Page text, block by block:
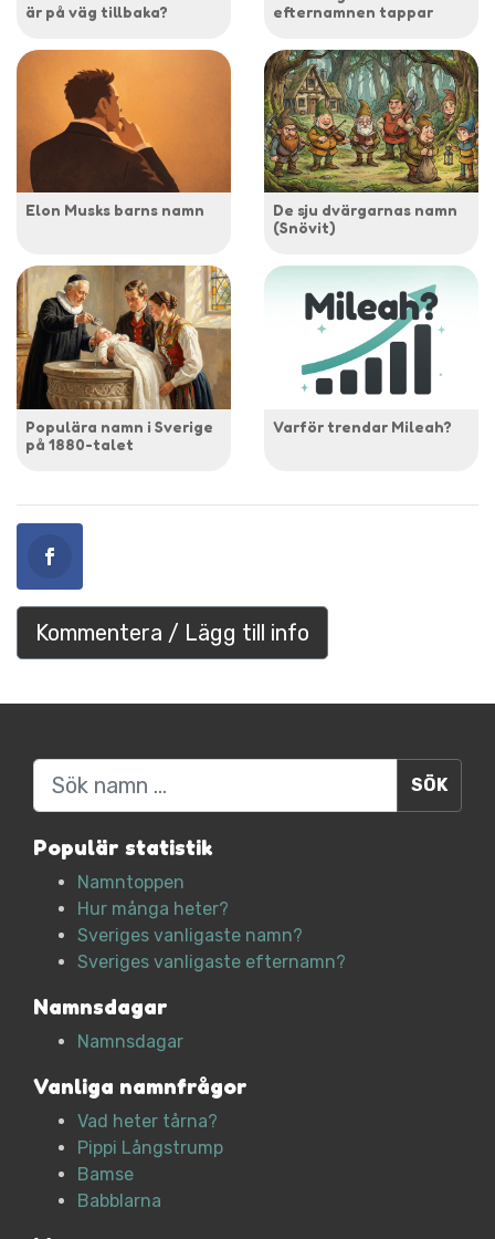
är på väg tillbaka?
efternamnen tappar
Elon Musks barns namn
De sju dvärgarnas namn
(Snövit)
Populära namn i Sverige
på 1880-talet
Varför trendar Mileah?
Kommentera / Lägg till info
Sök
Populär statistik
Namntoppen
Hur många heter?
Sveriges vanligaste namn?
Sveriges vanligaste efternamn?
Namnsdagar
Namnsdagar
Vanliga namnfrågor
Vad heter tårna?
Pippi Långstrump
Bamse
Babblarna